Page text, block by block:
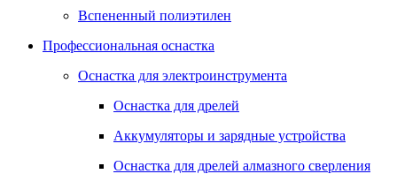
Вспененный полиэтилен
Профессиональная оснастка
Оснастка для электроинструмента
Оснастка для дрелей
Аккумуляторы и зарядные устройства
Оснастка для дрелей алмазного сверления